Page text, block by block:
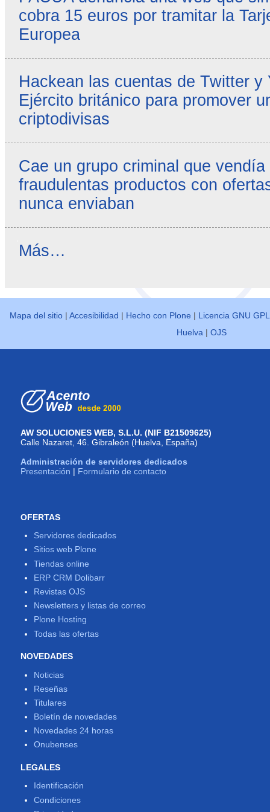
cobra 15 euros por tramitar la
Europea
Hackean las cuentas de Twitter y
Ejército británico para promover
criptodivisas
Cae un grupo criminal que
fraudulentas productos con
nunca enviaban
Reseñas
Más…
Mapa del sitio |Accesibilidad | Hecho con Plone | Licencia GNU GPL
Huelva |OJS
AW SOLUCIONES WEB, S.L.U. (NIF B21509625)
Calle Nazaret, 46. Gibraleón (Huelva, España)
Administración de servidores dedicados
Presentación | Formulario de contacto
OFERTAS
Servidores dedicados
Sitios web Plone
Tiendas online
ERP CRM Dolibarr
Revistas OJS
Newsletters y listas de correo
Plone Hosting
Todas las ofertas
NOVEDADES
Noticias
Reseñas
Titulares
Boletín de novedades
Novedades 24 horas
Onubenses
LEGALES
Identificación
Condiciones